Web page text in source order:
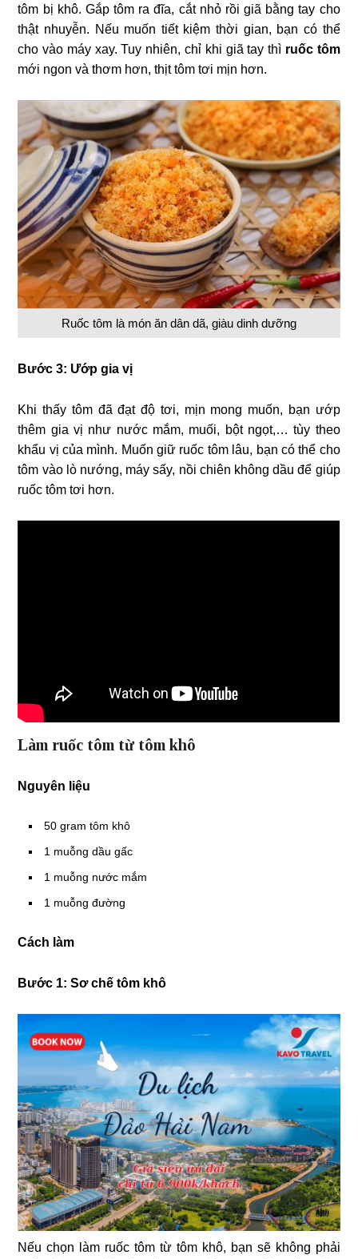
tôm bị khô. Gắp tôm ra đĩa, cắt nhỏ rồi giã bằng tay cho
thật nhuyễn. Nếu muốn tiết kiệm thời gian, bạn có thể
cho vào máy xay. Tuy nhiên, chỉ khi giã tay thì ruốc tôm
mới ngon và thơm hơn, thịt tôm tơi mịn hơn.
Ruốc tôm là món ăn dân dã, giàu dinh dưỡng
Bước 3: Ướp gia vị
Khi thấy tôm đã đạt độ tơi, mịn mong muốn, bạn ướp
thêm gia vị như nước mắm, muối, bột ngọt,… tùy theo
khẩu vị của mình. Muốn giữ ruốc tôm lâu, bạn có thể cho
tôm vào lò nướng, máy sấy, nồi chiên không dầu để giúp
ruốc tôm tơi hơn.
Làm ruốc tôm từ tôm khô
Nguyên liệu
50 gram tôm khô
1 muỗng dầu gấc
1 muỗng nước mắm
1 muỗng đường
Cách làm
Bước 1: Sơ chế tôm khô
Nếu chọn làm ruốc tôm từ tôm khô, bạn sẽ không phải